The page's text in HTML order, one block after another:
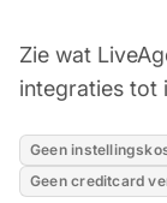
Zie wat
integraties tot
Geen
Geen creditcard